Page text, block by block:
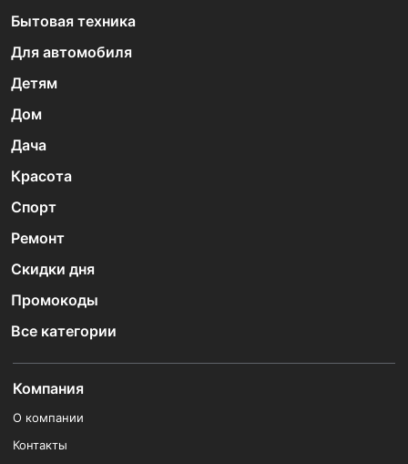
Бытовая техника
Для автомобиля
Детям
Дом
Дача
Красота
Спорт
Ремонт
Скидки дня
Промокоды
Все категории
Компания
О компании
Контакты